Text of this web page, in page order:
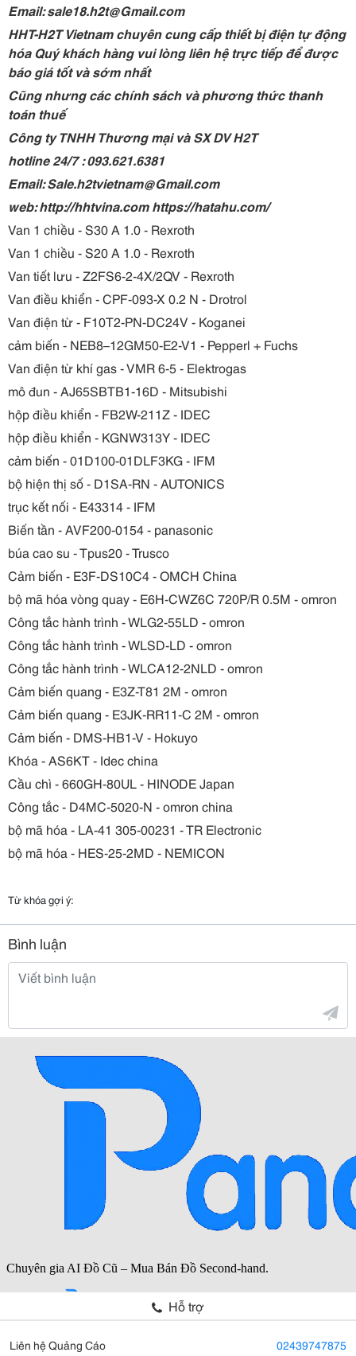
Email: sale18.h2t@Gmail.com
HHT-H2T Vietnam chuyên cung cấp thiết bị điện tự động
hóa Quý khách hàng vui lòng liên hệ trực tiếp để được
báo giá tốt và sớm nhất
Cũng nhưng các chính sách và phương thức thanh
toán thuế
Công ty TNHH Thương mại và SX DV H2T
hotline 24/7 : 093.621.6381
Email: Sale.h2tvietnam@Gmail.com
web: http://hhtvina.com https://hatahu.com/
Van 1 chiều - S30 A 1.0 - Rexroth
Van 1 chiều - S20 A 1.0 - Rexroth
Van tiết lưu - Z2FS6-2-4X/2QV - Rexroth
Van điều khiển - CPF-093-X 0.2 N - Drotrol
Van điện từ - F10T2-PN-DC24V - Koganei
cảm biến - NEB8–12GM50-E2-V1 - Pepperl + Fuchs
Van điện từ khí gas - VMR 6-5 - Elektrogas
mô đun - AJ65SBTB1-16D - Mitsubishi
hộp điều khiển - FB2W-211Z - IDEC
hộp điều khiển - KGNW313Y - IDEC
cảm biến - 01D100-01DLF3KG - IFM
bộ hiện thị số - D1SA-RN - AUTONICS
trục kết nối - E43314 - IFM
Biến tần - AVF200-0154 - panasonic
búa cao su - Tpus20 - Trusco
Cảm biến - E3F-DS10C4 - OMCH China
bộ mã hóa vòng quay - E6H-CWZ6C 720P/R 0.5M - omron
Công tắc hành trình - WLG2-55LD - omron
Công tắc hành trình - WLSD-LD - omron
Công tắc hành trình - WLCA12-2NLD - omron
Cảm biến quang - E3Z-T81 2M - omron
Cảm biến quang - E3JK-RR11-C 2M - omron
Cảm biến - DMS-HB1-V - Hokuyo
Khóa - AS6KT - Idec china
Cầu chì - 660GH-80UL - HINODE Japan
Công tắc - D4MC-5020-N - omron china
bộ mã hóa - LA-41 305-00231 - TR Electronic
bộ mã hóa - HES-25-2MD - NEMICON
Từ khóa gợi ý:
Bình luận
Hỗ trợ
Liên hệ Quảng Cáo 02439747875